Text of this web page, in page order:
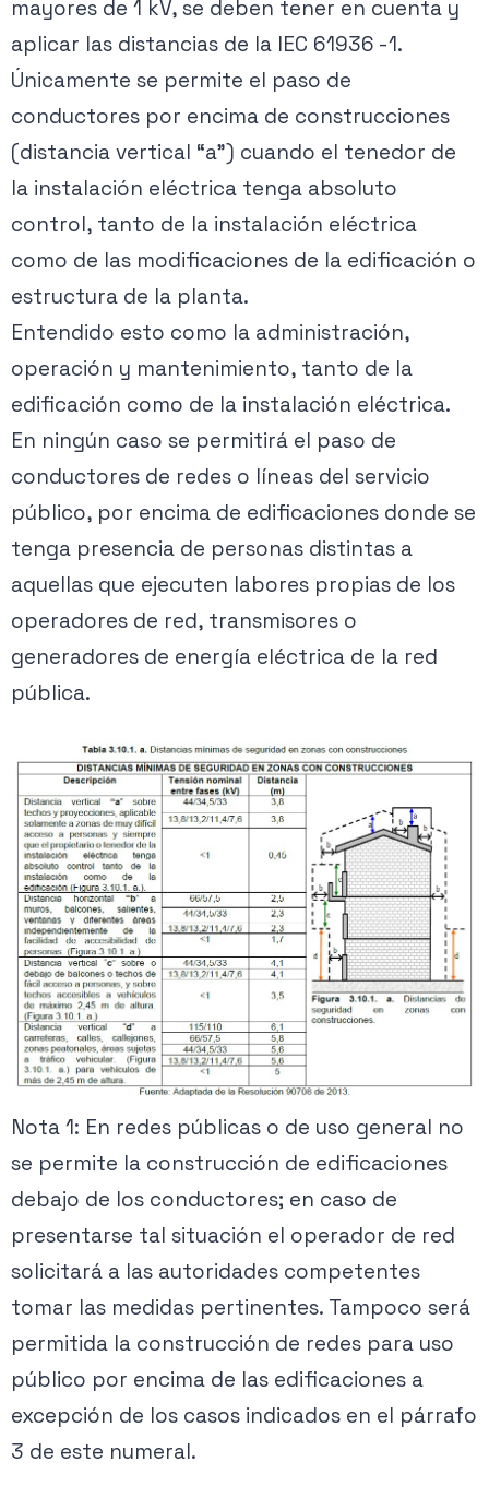
mayores de 1 kV, se deben tener en cuenta y
aplicar las distancias de la IEC 61936 -1.
Únicamente se permite el paso de
conductores por encima de construcciones
(distancia vertical “a”) cuando el tenedor de
la instalación eléctrica tenga absoluto
control, tanto de la instalación eléctrica
como de las modificaciones de la edificación o
estructura de la planta.
Entendido esto como la administración,
operación y mantenimiento, tanto de la
edificación como de la instalación eléctrica.
En ningún caso se permitirá el paso de
conductores de redes o líneas del servicio
público, por encima de edificaciones donde se
tenga presencia de personas distintas a
aquellas que ejecuten labores propias de los
operadores de red, transmisores o
generadores de energía eléctrica de la red
pública.
Nota 1: En redes públicas o de uso general no
se permite la construcción de edificaciones
debajo de los conductores; en caso de
presentarse tal situación el operador de red
solicitará a las autoridades competentes
tomar las medidas pertinentes. Tampoco será
permitida la construcción de redes para uso
público por encima de las edificaciones a
excepción de los casos indicados en el párrafo
3 de este numeral.